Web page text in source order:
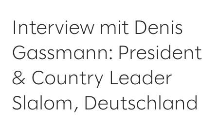
Interview mit Denis
Gassmann: President
& Country Leader
Slalom, Deutschland